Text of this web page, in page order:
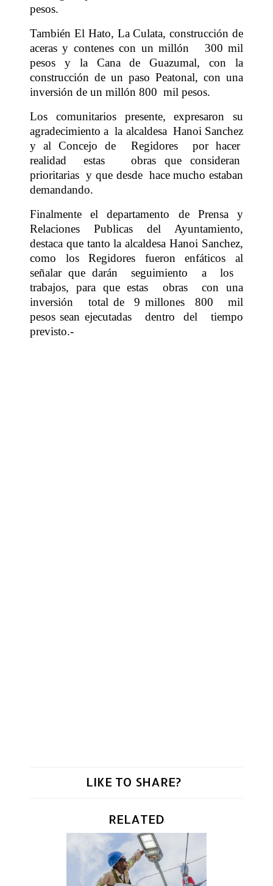
pesos.
También El Hato, La Culata, construcción de
aceras y contenes con un millón
300 mil
pesos y la Cana de Guazumal, con la
construcción de un paso Peatonal, con una
inversión de un millón 800 mil pesos.
Los comunitarios presente, expresaron su
agradecimiento a la alcaldesa Hanoi Sanchez
y al Concejo de
Regidores
por hacer
realidad
estas
obras que consideran
prioritarias y que desde hace mucho estaban
demandando.
Finalmente el departamento de Prensa y
Relaciones Publicas del Ayuntamiento,
destaca que tanto la alcaldesa Hanoi Sanchez,
como los Regidores fueron enfáticos al
señalar que darán
seguimiento a
los
trabajos, para que estas
obras
con una
inversión
total de 9 millones 800
mil
pesos sean ejecutadas
dentro del
tiempo
previsto.-
LIKE TO SHARE?
RELATED